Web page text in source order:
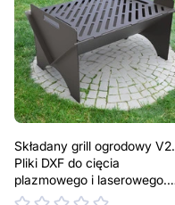
Składany grill ogrodowy V2.
Pliki DXF do cięcia
plazmowego i laserowego.
Przenośny grill BBQ